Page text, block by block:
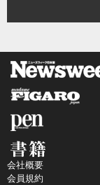
会社概要
会員規約